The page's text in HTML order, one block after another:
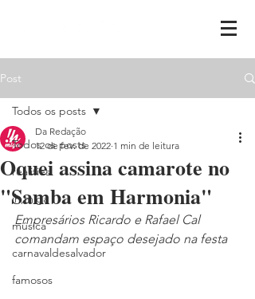
Post
Todos os posts
realities
ih,miga
música
carnavaldesalvador
famosos
Todos os posts
Oquei assina camarote no
"Samba em Harmonia"
Da Redação
12 de fev. de 2022 1 min de leitura
Empresários Ricardo e Rafael Cal
comandam espaço desejado na festa